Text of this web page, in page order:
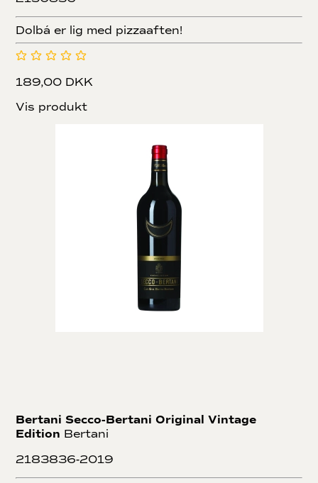
Dolbá er lig med pizzaaften!
189,00 DKK
Vis produkt
Bertani Secco-Bertani Original Vintage
Edition Bertani
2183836-2019